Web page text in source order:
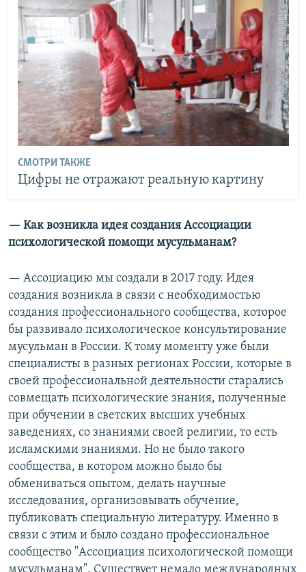
СМОТРИ ТАКЖЕ
Цифры не отражают реальную картину
— Как возникла идея создания Ассоциации
психологической помощи мусульманам?
— Ассоциацию мы создали в 2017 году. Идея
создания возникла в связи с необходимостью
создания профессионального сообщества, которое
бы развивало психологическое консультирование
мусульман в России. К тому моменту уже были
специалисты в разных регионах России, которые в
своей профессиональной деятельности старались
совмещать психологические знания, полученные
при обучении в светских высших учебных
заведениях, со знаниями своей религии, то есть
исламскими знаниями. Но не было такого
сообщества, в котором можно было бы
обмениваться опытом, делать научные
исследования, организовывать обучение,
публиковать специальную литературу. Именно в
связи с этим и было создано профессиональное
сообщество "Ассоциация психологической помощи
мусульманам". Существует немало международных